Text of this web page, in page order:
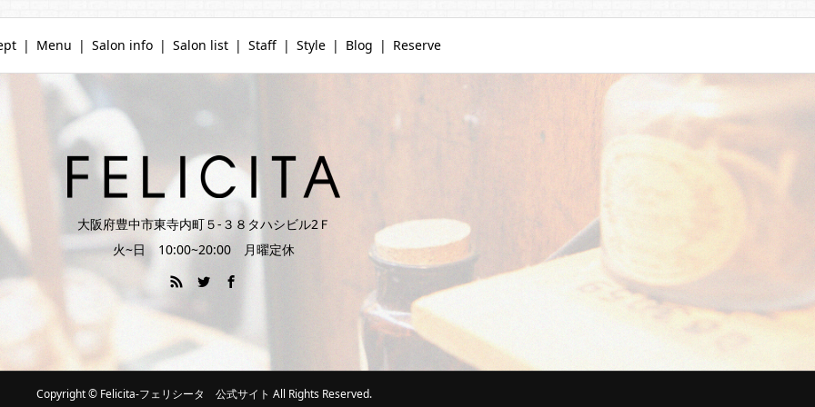
Menu Salon info Salon list Staff Style Blog Reserve
大阪府豊中市東寺内町５‐３８タハシビル2Ｆ
火~日 10:00~20:00 月曜定休
Copyright © Felicita-フェリシータ 公式サイト All Rights Reserved.